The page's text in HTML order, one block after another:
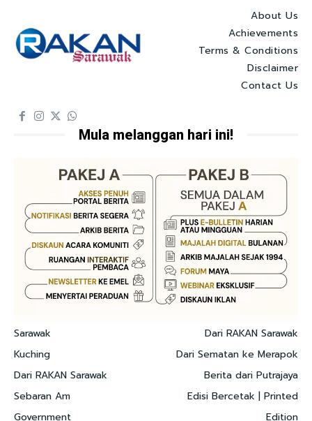
About Us
Achievements
Terms & Conditions
Disclaimer
Contact Us
Mula melanggan hari ini!
Sarawak
Kuching
Dari RAKAN Sarawak
Sebaran Am
Government
Dari RAKAN Sarawak
Dari Sematan ke Merapok
Berita dari Putrajaya
Edisi Bercetak | Printed
Edition